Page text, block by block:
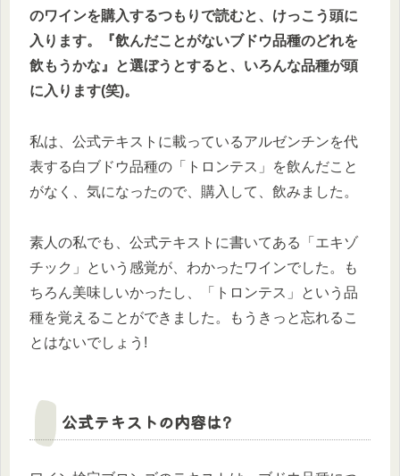
のワインを購入するつもりで読むと、けっこう頭に
入ります。『飲んだことがないブドウ品種のどれを
飲もうかな』と選ぼうとすると、いろんな品種が頭
に入ります(笑)。
私は、公式テキストに載っているアルゼンチンを代
表する白ブドウ品種の「トロンテス」を飲んだこと
がなく、気になったので、購入して、飲みました。
素人の私でも、公式テキストに書いてある「エキゾ
チック」という感覚が、わかったワインでした。も
ちろん美味しいかったし、「トロンテス」という品
種を覚えることができました。もうきっと忘れるこ
とはないでしょう!
公式テキストの内容は?